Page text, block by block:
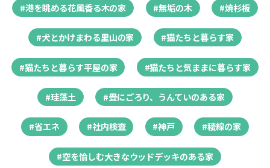
#港を眺める花風香る木の家 #無垢の木 #焼杉板
#犬とかけまわる里山の家 #猫たちと暮らす家
#猫たちと暮らす平屋の家 #猫たちと気ままに暮らす家
#珪藻土 #畳にごろり、うんていのある家
#省エネ #社内検査 #神戸 #稜線の家
#空を愉しむ大きなウッドデッキのある家